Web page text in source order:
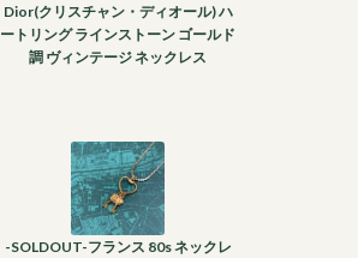
Dior(クリスチャン・ディオール) ハ
ートリング ラインストーン ゴールド
調 ヴィンテージ ネックレス
-SOLDOUT-フランス 80s ネックレ